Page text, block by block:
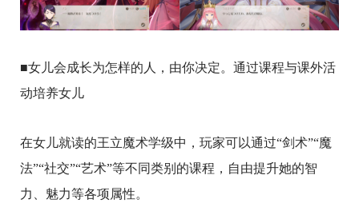
■女儿会成长为怎样的人，由你决定。通过课程与课外活
动培养女儿
在女儿就读的王立魔术学级中，玩家可以通过“剑术”“魔
法”“社交”“艺术”等不同类别的课程，自由提升她的智
力、魅力等各项属性。